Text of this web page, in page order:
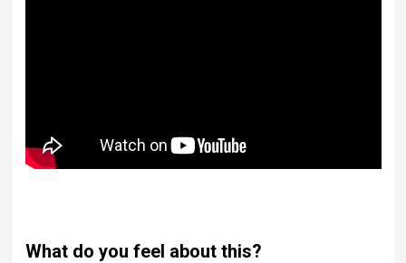
What do you feel about this?